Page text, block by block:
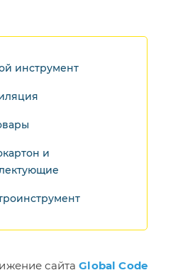
инструмент
и
сайтаGlobal Code